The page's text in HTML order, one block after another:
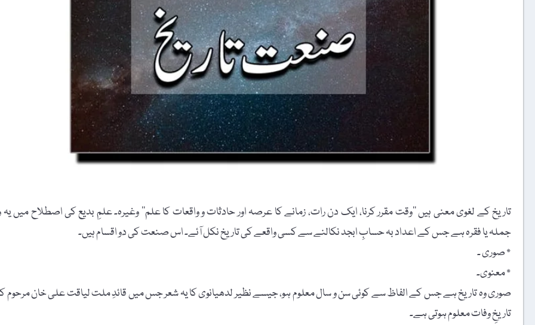
تاریخ کے لغوی معنی ہیں ’’وقت مقرر کرنا، ایک دن رات، زمانے کا عرصہ اور حادثات و واقعات کا علم‘‘ وغیرہ۔ علمِ بدیع کی اصطلاح میں یہ
جملہ یا فقرہ ہے جس کے اعداد بہ حسابِ ابجد نکالنے سے کسی واقعے کی تاریخ نکل آئے۔ اس صنعت کی دو اقسام ہیں۔
٭ صوری ۔
٭ معنوی۔
صوری وہ تاریخ ہے جس کے الفاظ سے کوئی سن و سال معلوم ہو، جیسے نظیر لدھیانوی کا یہ شعر جس میں قائدِ ملت لیاقت علی خان مرحوم
تاریخِ وفات معلوم ہوتی ہے۔